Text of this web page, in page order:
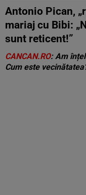
Antonio Pican,
mariaj cu Bibi:
sunt reticent!”
CANCAN.RO: Am
Cum este